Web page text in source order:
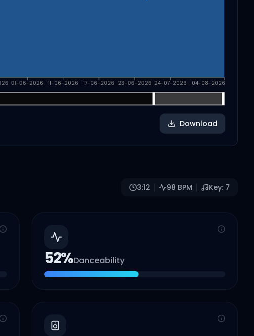
01-06-2026 11-06-2026 17-06-2026 23-06-2026 24-07-2026 04-08-2026
Download
3:12 98 BPM Key: 7
52%Danceability